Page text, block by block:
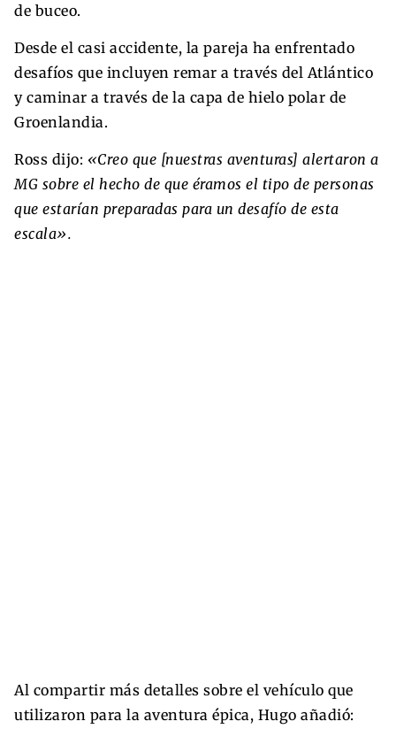
de buceo.
Desde el casi accidente, la pareja ha enfrentado
desafíos que incluyen remar a través del Atlántico
y caminar a través de la capa de hielo polar de
Groenlandia.
Ross dijo: «Creo que [nuestras aventuras] alertaron a
MG sobre el hecho de que éramos el tipo de personas
que estarían preparadas para un desafío de esta
escala».
Al compartir más detalles sobre el vehículo que
utilizaron para la aventura épica, Hugo añadió: